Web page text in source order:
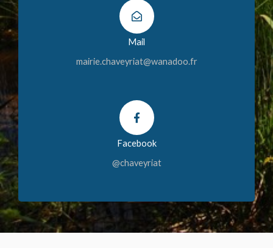
Mail
mairie.chaveyriat@wanadoo.fr
Facebook
@chaveyriat